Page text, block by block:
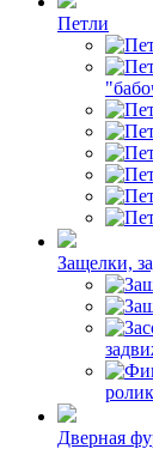
Петли
Защелки,
Дверная